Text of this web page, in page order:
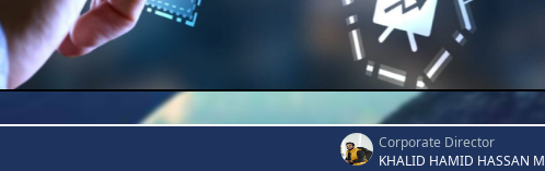
Corporate Director
KHALID HAMID HASSAN M